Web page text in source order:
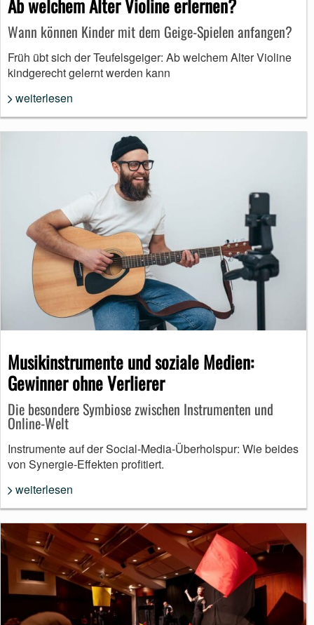
Wann können Kinder mit dem Geige-Spielen anfangen?
Früh übt sich der Teufelsgeiger: Ab welchem Alter Violine
kindgerecht gelernt werden kann
weiterlesen
Musikinstrumente und soziale Medien:
Gewinner ohne Verlierer
Die besondere Symbiose zwischen Instrumenten und
Online-Welt
Instrumente auf der Social-Media-Überholspur: Wie beides
von Synergie-Effekten profitiert.
weiterlesen